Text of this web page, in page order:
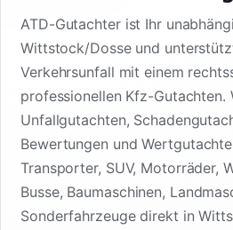
ATD-Gutachter ist Ihr
Wittstock/Dosse und
Verkehrsunfall mit einem
professionellen Kfz-Gutachten.
Unfallgutachten,
Bewertungen und
Transporter, SUV, Motorräder,
Busse, Baumaschinen,
Sonderfahrzeuge direkt in